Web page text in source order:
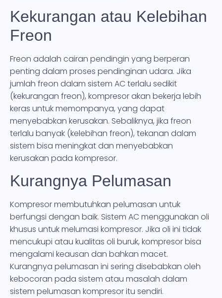
Kekurangan atau Kelebihan
Freon
Freon adalah cairan pendingin yang berperan
penting dalam proses pendinginan udara. Jika
jumlah freon dalam sistem AC terlalu sedikit
(kekurangan freon), kompresor akan bekerja lebih
keras untuk memompanya, yang dapat
menyebabkan kerusakan. Sebaliknya, jika freon
terlalu banyak (kelebihan freon), tekanan dalam
sistem bisa meningkat dan menyebabkan
kerusakan pada kompresor.
Kurangnya Pelumasan
Kompresor membutuhkan pelumasan untuk
berfungsi dengan baik. Sistem AC menggunakan oli
khusus untuk melumasi kompresor. Jika oli ini tidak
mencukupi atau kualitas oli buruk, kompresor bisa
mengalami keausan dan bahkan macet.
Kurangnya pelumasan ini sering disebabkan oleh
kebocoran pada sistem atau masalah dalam
sistem pelumasan kompresor itu sendiri.